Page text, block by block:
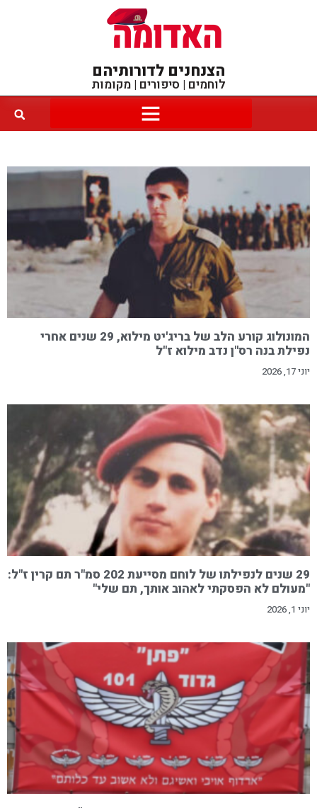
הצנחנים לדורותיהם
לוחמים | סיפורים | מקומות
המונולוג קורע הלב של בריג'יט מילוא, 29 שנים אחרי
נפילת בנה רס"ן נדב מילוא ז"ל
יוני 17, 2026
29 שנים לנפילתו של לוחם מסייעת 202 סמ"ר תם קרין ז"ל:
"מעולם לא הפסקתי לאהוב אותך, תם שלי"
יוני 1, 2026